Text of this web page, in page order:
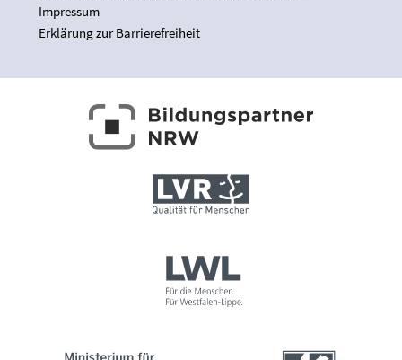
Impressum
Erklärung zur Barrierefreiheit